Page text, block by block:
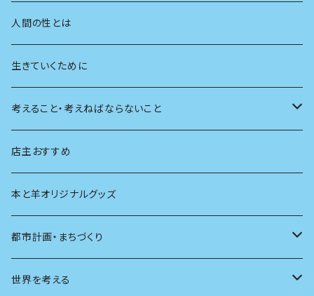
学校
動物
植物
天体
生物
人間の性とは
生きていくために
考えること・考えねばならないこと
創元社 シリーズ「あいだで考える」
店主おすすめ
本と羊オリジナルグッズ
都市計画・まちづくり
都市
世界を考える